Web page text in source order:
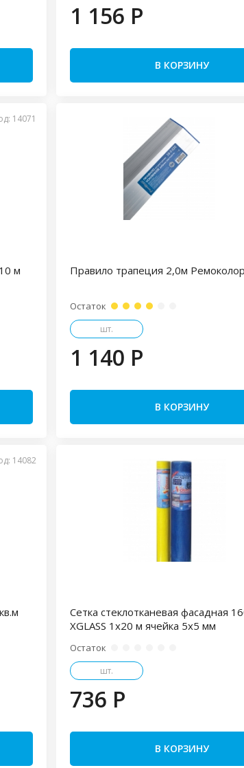
1 156 P
В КОРЗИНУ
14071
м
Правило трапеция 2,0м Ремоколор
Остаток
шт.
1 140 P
В КОРЗИНУ
14082
Сетка стеклотканевая фасадная
XGLASS 1х20 м ячейка 5х5 мм
Остаток
шт.
736 P
В КОРЗИНУ